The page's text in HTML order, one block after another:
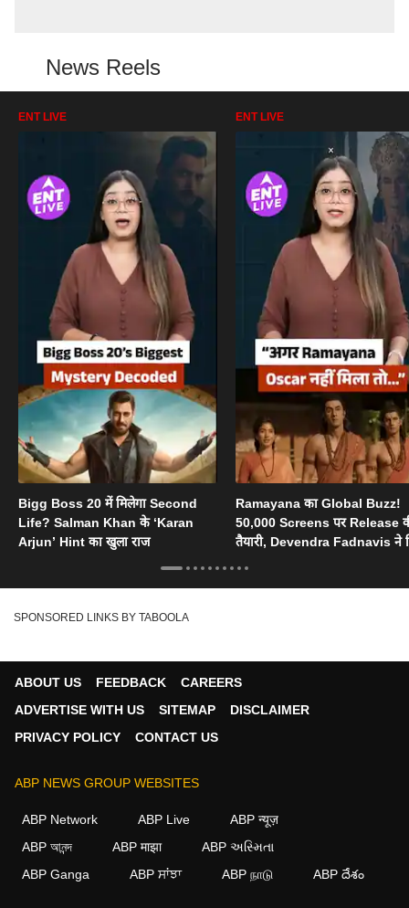
News Reels
ENT LIVE
Bigg Boss 20 में मिलेगा Second
Life? Salman Khan के ‘Karan
Arjun’ Hint का खुला राज
ENT LIVE
Ramayana का Global Buzz!
50,000 Screens पर Release
तैयारी, Devendra Fadnavis ने
SPONSORED LINKS BY TABOOLA
ABOUT US FEEDBACK
CAREERS
ADVERTISE WITH US
SITEMAP
DISCLAIMER
PRIVACY POLICY
CONTACT US
ABP NEWS GROUP WEBSITES
ABP Network ABP Live
ABP न्यूज़
ABP আনন্দ
ABP माझा
ABP અસ્મિતા
ABP Ganga
ABP ਸਾਂਝਾ ABP நாடு ABP దేశం